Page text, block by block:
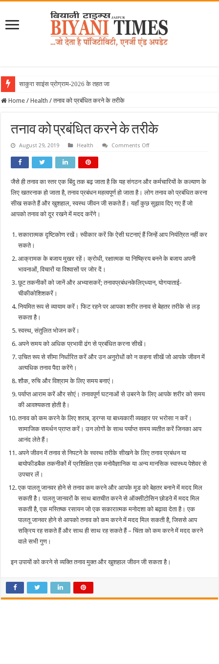
साकुरा साइंस प्रोग्राम-2026 के तहत जापान रवाना
Home / Health / तनाव को प्रबंधित करने के तरीके
तनाव को प्रबंधित करने के तरीके
August 29, 2019 Health Comments Offon
तरीके
जैसे ही तनाव का स्तर एक बिंदु तक बढ़ जाता है कि यह संगठन और कर्मचारियों के कल्याण के
लिए खतरनाक हो जाता है, तनाव प्रबंधन महत्वपूर्ण हो जाता है। लोग तनाव को प्रबंधित करना
सीख सकते हैं और खुशहाल, स्वस्थ जीवन जी सकते हैं। यहाँ कुछ सुझाव दिए गए हैं जो
आपको तनाव को दूर रखने में मदद करेंगे।
सकारात्मक दृष्टिकोण रखें। स्वीकार करें कि ऐसी घटनाएं हैं जिन्हें आप नियंत्रित नहीं कर
सकते।
आक्रामक के बजाय मुखर रहें। क्रोधी, रक्षात्मक या निष्क्रिय बनने के बजाय अपनी
भावनाओं, विचारों या विश्वासों पर जोर दें।
छूट तकनीकों को जानें और अभ्यासकरें; तनावप्रबंधनकेलिएध्यान, योगयाताई-
चीकीकोशिशकरें।
नियमित रूप से व्यायाम करें। फिट रहने पर आपका शरीर तनाव से बेहतर तरीके से लड़
सकता है।
स्वस्थ, संतुलित भोजन करें।
अपने समय को अधिक प्रभावी ढंग से प्रबंधित करना सीखें।
उचित रूप से सीमा निर्धारित करें और उन अनुरोधों को न कहना सीखें जो आपके जीवन में
अत्यधिक तनाव पैदा करेंगे।
शौक, रुचि और विश्राम के लिए समय बनाएं।
पर्याप्त आराम करें और सोएं। तनावपूर्ण घटनाओं से उबरने के लिए आपके शरीर को समय
की आवश्यकता होती है।
तनाव को कम करने के लिए शराब, ड्रग्स या बाध्यकारी व्यवहार पर भरोसा न करें।
सामाजिक समर्थन प्राप्त करें। उन लोगों के साथ पर्याप्त समय व्यतीत करें जिनका आप
आनंद लेते हैं।
अपने जीवन में तनाव से निपटने के स्वस्थ तरीके सीखने के लिए तनाव प्रबंधन या
बायोफीडबैक तकनीकों में प्रशिक्षित एक मनोवैज्ञानिक या अन्य मानसिक स्वास्थ्य पेशेवर से
उपचार लें।
एक पालतू जानवर होने से तनाव कम करने और आपके मूड को बेहतर बनाने में मदद मिल
सकती है। पालतू जानवरों के साथ बातचीत करने से ऑक्सीटोसिन छोडऩे में मदद मिल
सकती है, एक मस्तिष्क रसायन जो एक सकारात्मक मनोदशा को बढ़ावा देता है। एक
पालतू जानवर होने से आपको तनाव को कम करने में मदद मिल सकती है, जिससे आप
सक्रिय रह सकते हैं और साथ ही साथ रह सकते हैं – चिंता को कम करने में मदद करने
वाले सभी गुण।
इन उपायों को करने से व्यक्ति तनाव मुक्त और खुशहाल जीवन जी सकता है।